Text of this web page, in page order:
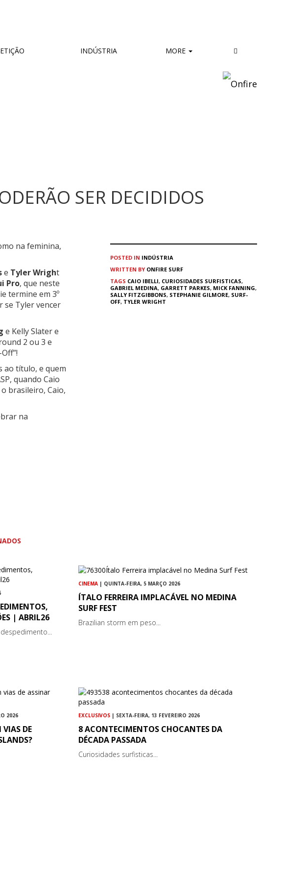
INDÚSTRIA MORE
SER DECIDIDOS
na feminina,
e Tyler Wright
Pro, que neste
termine em 3º
se Tyler vencer
e Kelly Slater e
2 ou 3 e
ao título, e quem
quando Caio
brasileiro, Caio,
na
POSTED IN INDÚSTRIA
WRITTEN BY ONFIRE SURF
TAGS CAIO IBELLI, CURIOSIDADES SURFISTICAS,
GABRIEL MEDINA, GARRETT PARKES, MICK FANNING,
SALLY FITZGIBBONS, STEPHANIE GILMORE, SURF-
OFF, TYLER WRIGHT
| ABRIL26
CINEMA | QUINTA-FEIRA, 5 MARÇO 2026
ÍTALO FERREIRA IMPLACÁVEL NO MEDINA
SURF FEST
Brazilian storm em peso...
2026
VIAS DE
EXCLUSIVOS | SEXTA-FEIRA, 13 FEVEREIRO 2026
8 ACONTECIMENTOS CHOCANTES DA
DÉCADA PASSADA
Curiosidades surfisticas...